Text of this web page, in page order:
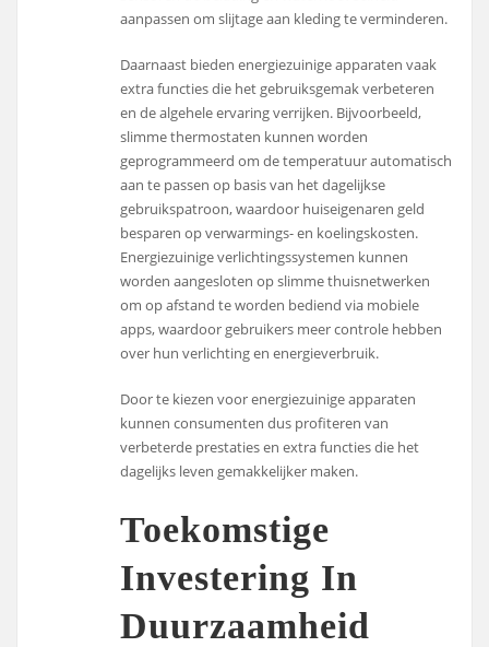
aanpassen om slijtage aan kleding te verminderen.
Daarnaast bieden energiezuinige apparaten vaak
extra functies die het gebruiksgemak verbeteren
en de algehele ervaring verrijken. Bijvoorbeeld,
slimme thermostaten kunnen worden
geprogrammeerd om de temperatuur automatisch
aan te passen op basis van het dagelijkse
gebruikspatroon, waardoor huiseigenaren geld
besparen op verwarmings- en koelingskosten.
Energiezuinige verlichtingssystemen kunnen
worden aangesloten op slimme thuisnetwerken
om op afstand te worden bediend via mobiele
apps, waardoor gebruikers meer controle hebben
over hun verlichting en energieverbruik.
Door te kiezen voor energiezuinige apparaten
kunnen consumenten dus profiteren van
verbeterde prestaties en extra functies die het
dagelijks leven gemakkelijker maken.
Toekomstige
Investering In
Duurzaamheid